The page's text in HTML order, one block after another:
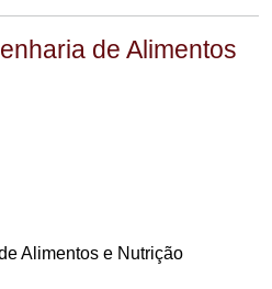
de Alimentos
Alimentos e Nutrição